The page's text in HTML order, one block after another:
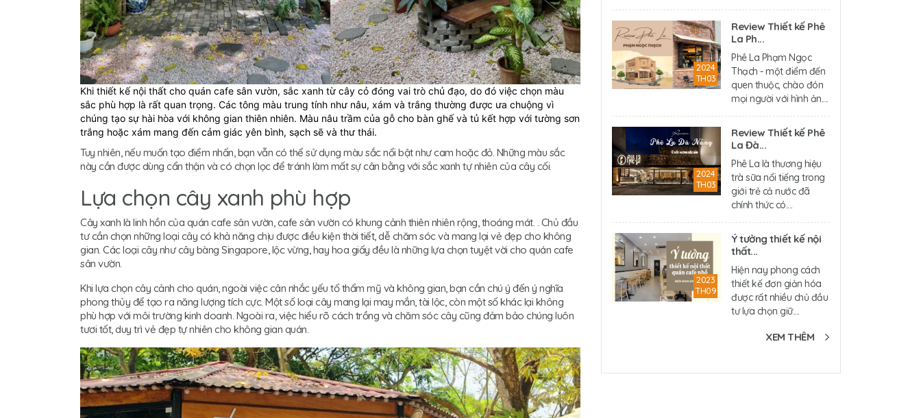
Khi thiết kế nội thất cho quán cafe sân vườn, sắc xanh từ cây cỏ đóng vai trò chủ đạo, do đó việc chọn màu
sắc phù hợp là rất quan trọng. Các tông màu trung tính như nâu, xám và trắng thường được ưa chuộng vì
chúng tạo sự hài hòa với không gian thiên nhiên. Màu nâu trầm của gỗ cho bàn ghế và tủ kết hợp với tường sơn
trắng hoặc xám mang đến cảm giác yên bình, sạch sẽ và thư thái.
Tuy nhiên, nếu muốn tạo điểm nhấn, bạn vẫn có thể sử dụng màu sắc nổi bật như cam hoặc đỏ. Những màu sắc
này cần được dùng cẩn thận và có chọn lọc để tránh làm mất sự cân bằng với sắc xanh tự nhiên của cây cối.
Lựa chọn cây xanh phù hợp
Cây xanh là linh hồn của quán cafe sân vườn, cafe sân vườn có khung cảnh thiên nhiên rộng, thoáng mát. . Chủ đầu
tư cần chọn những loại cây có khả năng chịu được điều kiện thời tiết, dễ chăm sóc và mang lại vẻ đẹp cho không
gian. Các loại cây như cây bàng Singapore, lộc vừng, hay hoa giấy đều là những lựa chọn tuyệt vời cho quán cafe
sân vườn.
Khi lựa chọn cây cảnh cho quán, ngoài việc cân nhắc yếu tố thẩm mỹ và không gian, bạn cần chú ý đến ý nghĩa
phong thủy để tạo ra năng lượng tích cực. Một số loại cây mang lại may mắn, tài lộc, còn một số khác lại không
phù hợp với môi trường kinh doanh. Ngoài ra, việc hiểu rõ cách trồng và chăm sóc cây cũng đảm bảo chúng luôn
tươi tốt, duy trì vẻ đẹp tự nhiên cho không gian quán.
2024
TH03
Review Thiết kế Phê
La Ph...
Phê La Phạm Ngọc
Thạch - một điểm đến
quen thuộc, chào đón
mọi người với hình ản....
2024
TH03
Review Thiết kế Phê
La Đà...
Phê La là thương hiệu
trà sữa nổi tiếng trong
giới trẻ cả nước đã
chính thức có....
2023
TH09
Ý tưởng thiết kế nội
thất...
Hiện nay phong cách
thiết kế đơn giản hóa
được rất nhiều chủ đầu
tư lựa chọn giữ....
XEM THÊM